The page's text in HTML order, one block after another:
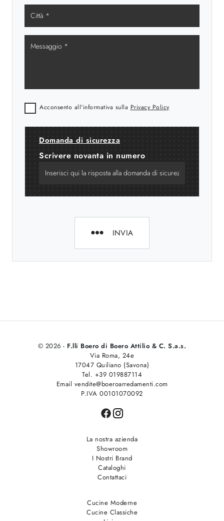
Acconsento all'informativa sulla Privacy Policy
Domanda di sicurezza
Scrivere novanta in numero
INVIA
© 2026 - F.lli Boero di Boero Attilio & C. S.a.s.
Via Roma, 24e
17047 Quiliano (Savona)
Tel. +39 019887114
Email vendite@boeroarredamenti.com
P.IVA 00101070092
La nostra azienda
Showroom
I Nostri Brand
Cataloghi
Contattaci
Cucine Moderne
Cucine Classiche